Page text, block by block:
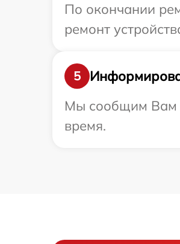
По окончании
ремонт
5
Мы сообщим Вам
время.